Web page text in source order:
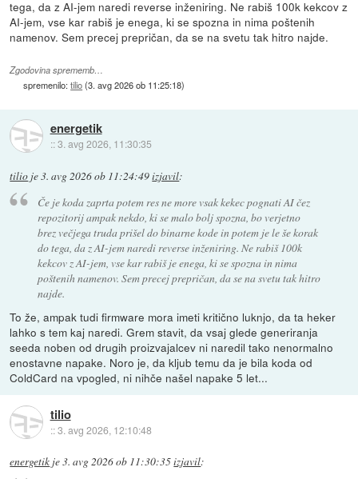
tega, da z AI-jem naredi reverse inženiring. Ne rabiš 100k kekcov z
AI-jem, vse kar rabiš je enega, ki se spozna in nima poštenih
namenov. Sem precej prepričan, da se na svetu tak hitro najde.
Zgodovina sprememb…
spremenilo:tilio(3. avg 2026 ob 11:25:18)
energetik
::3. avg 2026, 11:30:35
tilio je3. avg 2026 ob 11:24:49izjavil:
Če je koda zaprta potem res ne more vsak kekec pognati AI čez
repozitorij ampak nekdo, ki se malo bolj spozna, bo verjetno
brez večjega truda prišel do binarne kode in potem je le še korak
do tega, da z AI-jem naredi reverse inženiring. Ne rabiš 100k
kekcov z AI-jem, vse kar rabiš je enega, ki se spozna in nima
poštenih namenov. Sem precej prepričan, da se na svetu tak hitro
najde.
To že, ampak tudi firmware mora imeti kritično luknjo, da ta heker
lahko s tem kaj naredi. Grem stavit, da vsaj glede generiranja
seeda noben od drugih proizvajalcev ni naredil tako nenormalno
enostavne napake. Noro je, da kljub temu da je bila koda od
ColdCard na vpogled, ni nihče našel napake 5 let...
tilio
::3. avg 2026, 12:10:48
energetik je3. avg 2026 ob 11:30:35izjavil: